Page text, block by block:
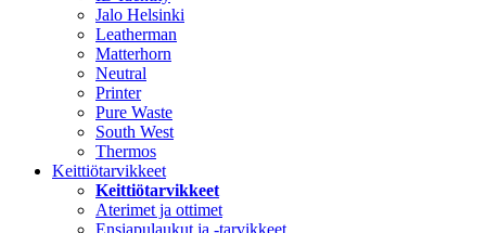
Jalo Helsinki
Leatherman
Matterhorn
Neutral
Printer
Pure Waste
South West
Thermos
Keittiötarvikkeet
Keittiötarvikkeet
Aterimet ja ottimet
Ensiapulaukut ja -tarvikkeet